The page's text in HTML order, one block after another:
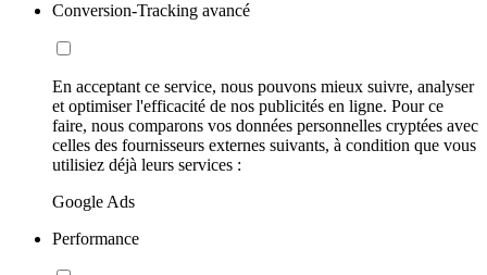
Conversion-Tracking avancé
En acceptant ce service, nous pouvons mieux suivre, analyser
et optimiser l'efficacité de nos publicités en ligne. Pour ce
faire, nous comparons vos données personnelles cryptées avec
celles des fournisseurs externes suivants, à condition que vous
utilisiez déjà leurs services :
Google Ads
Performance